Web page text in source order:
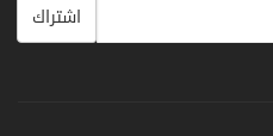
اشتراك